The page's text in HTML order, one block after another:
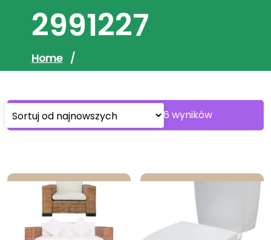
2991227
Home /
Wyświetlanie 1–30 z 106 wynikówSorted
by